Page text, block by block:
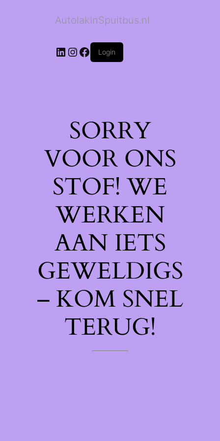
AutolakInSpuitbus.nl
LinkedIn
Instagram
Facebook
Login
SORRY
VOOR ONS
STOF! WE
WERKEN
AAN IETS
GEWELDIGS
– KOM SNEL
TERUG!